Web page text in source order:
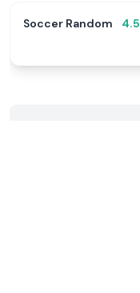
Soccer Random 4.5